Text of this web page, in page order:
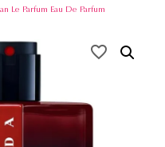
Le Parfum Eau De Parfum